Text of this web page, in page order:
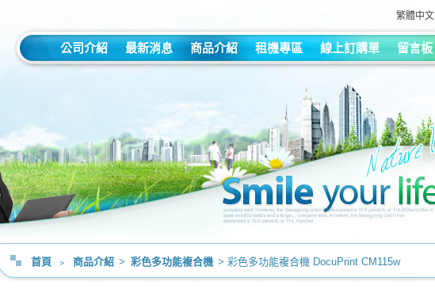
繁體中文
公司介紹 最新消息 商品介紹 租機專區 線上訂購單 留言板
首頁 ﹥ 商品介紹 > 彩色多功能複合機 > 彩色多功能複合機 DocuPrint CM115w